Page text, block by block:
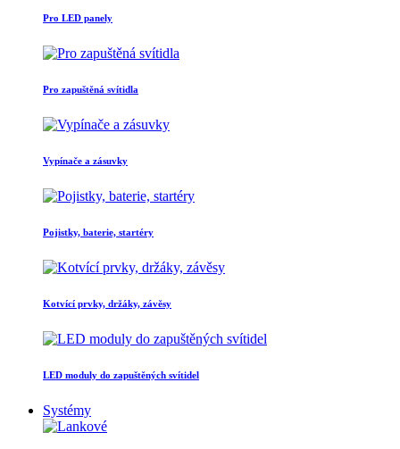
Pro LED panely
Pro zapuštěná svítidla
Vypínače a zásuvky
Pojistky, baterie, startéry
Kotvící prvky, držáky, závěsy
LED moduly do zapuštěných svítidel
Systémy